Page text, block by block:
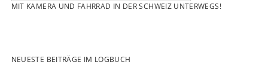
MIT KAMERA UND FAHRRAD IN DER SCHWEIZ UNTERWEGS!
NEUESTE BEITRÄGE IM LOGBUCH